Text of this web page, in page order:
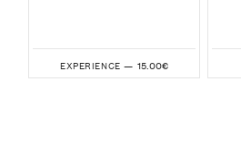
EXPERIENCE — 15.00€